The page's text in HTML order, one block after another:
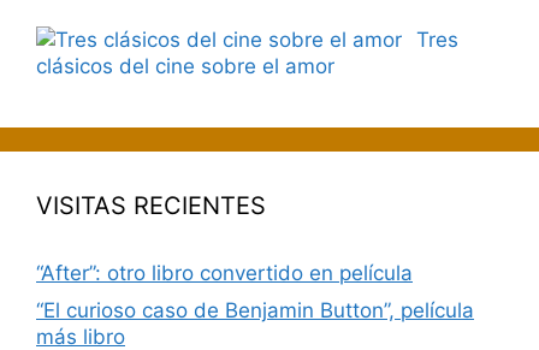
Tres
clásicos del cine sobre el amor
VISITAS RECIENTES
“After”: otro libro convertido en película
“El curioso caso de Benjamin Button”, película
más libro